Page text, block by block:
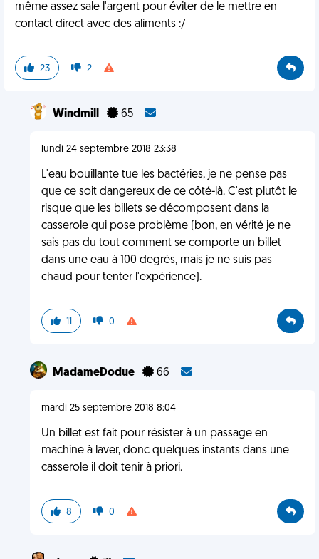
même assez sale l'argent pour éviter de le mettre en
contact direct avec des aliments :/
23 2
Windmill 65
lundi 24 septembre 2018 23:38
L'eau bouillante tue les bactéries, je ne pense pas
que ce soit dangereux de ce côté-là. C'est plutôt le
risque que les billets se décomposent dans la
casserole qui pose problème (bon, en vérité je ne
sais pas du tout comment se comporte un billet
dans une eau à 100 degrés, mais je ne suis pas
chaud pour tenter l'expérience).
11 0
MadameDodue 66
mardi 25 septembre 2018 8:04
Un billet est fait pour résister à un passage en
machine à laver, donc quelques instants dans une
casserole il doit tenir à priori.
8 0